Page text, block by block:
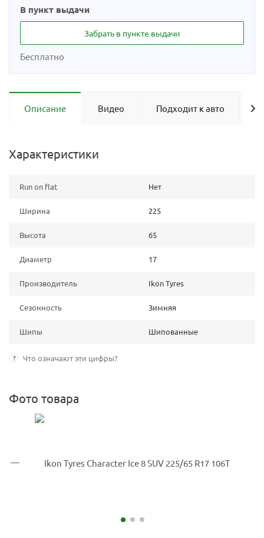
В пункт выдачи
Бесплатно
Забрать в пункте выдачи
Описание Видео Подходит к авто
Характеристики
Run on flat Нет
Ширина 225
Высота 65
Диаметр 17
Производитель Ikon Tyres
Сезонность Зимняя
Шипы Шипованные
? Что означают эти цифры?
Фото товара